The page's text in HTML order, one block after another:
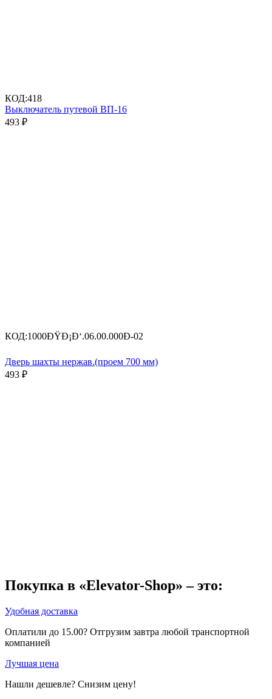
КОД:418
Выключатель путевой ВП-16
493 ₽
КОД:1000ÐŸÐ¡Ð‘.06.00.000Ð-02
Дверь шахты нержав.(проем 700 мм)
493 ₽
Покупка в «Elevator-Shop» – это:
Удобная доставка
Оплатили до 15.00? Отгрузим завтра любой транспортной
компанией
Лучшая цена
Нашли дешевле? Снизим цену!